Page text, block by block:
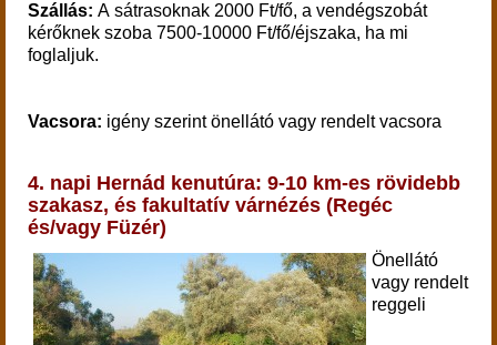
Szállás: A sátrasoknak 2000 Ft/fő, a vendégszobát
kérőknek szoba 7500-10000 Ft/fő/éjszaka, ha mi
foglaljuk.
Vacsora: igény szerint önellátó vagy rendelt vacsora
4. napi Hernád kenutúra: 9-10 km-es rövidebb
szakasz, és fakultatív várnézés (Regéc
és/vagy Füzér)
Önellátó
vagy rendelt
reggeli